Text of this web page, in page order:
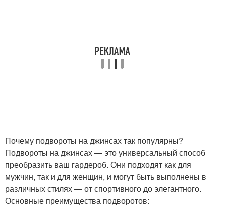
Почему подвороты на джинсах так популярны?
Подвороты на джинсах — это универсальный способ
преобразить ваш гардероб. Они подходят как для
мужчин, так и для женщин, и могут быть выполнены в
различных стилях — от спортивного до элегантного.
Основные преимущества подворотов: